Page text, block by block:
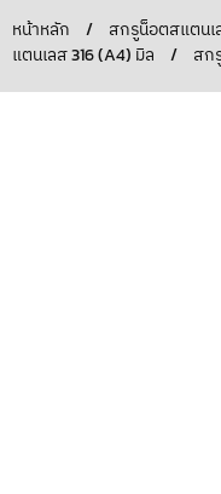
หน้าหลัก / สกรูน็อตสแตนเ
แตนเลส 316 (A4) มิล
/ สก